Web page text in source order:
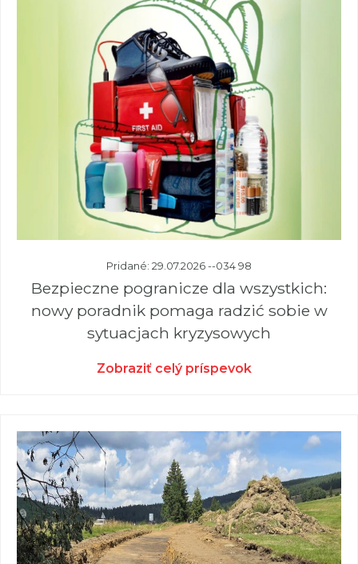
Pridané: 29.07.2026 --034 98
Bezpieczne pogranicze dla wszystkich:
nowy poradnik pomaga radzić sobie w
sytuacjach kryzysowych
Zobraziť celý príspevok